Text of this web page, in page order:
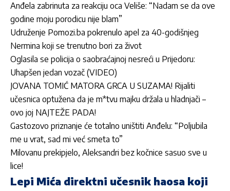
Anđela zabrinuta za reakciju oca Veliše: “Nadam se da ove
godine moju porodicu nije blam”
Udruženje Pomozi.ba pokrenulo apel za 40-godišnjeg
Nermina koji se trenutno bori za život
Oglasila se policija o saobraćajnoj nesreći u Prijedoru:
Uhapšen jedan vozač (VIDEO)
JOVANA TOMIĆ MATORA GRCA U SUZAMA! Rijaliti
učesnica optužena da je m*tvu majku držala u hladnjači –
ovo joj NAJTEŽE PADA!
Gastozovo priznanje će totalno uništiti Anđelu: “Poljubila
me u vrat, sad mi već smeta to”
Milovanu prekipjelo, Aleksandri bez kočnice sasuo sve u
lice!
Lepi Mića direktni učesnik haosa koji